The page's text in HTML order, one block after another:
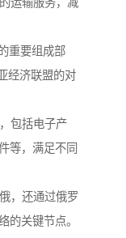
重要组成部
经济联盟的对
包括电子产
等，满足不同
，还通过俄罗
的关键节点。